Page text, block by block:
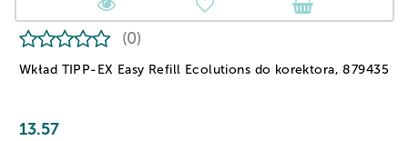
Wkład TIPP-EX Easy Refill Ecolutions do korektora, 879435
(0)
13.57